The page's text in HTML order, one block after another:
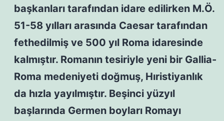
başkanları tarafından idare edilirken M.Ö.
51-58 yılları arasında Caesar tarafından
fethedilmiş ve 500 yıl Roma idaresinde
kalmıştır. Romanın tesiriyle yeni bir Gallia-
Roma medeniyeti doğmuş, Hıristiyanlık
da hızla yayılmıştır. Beşinci yüzyıl
başlarında Germen boyları Romayı